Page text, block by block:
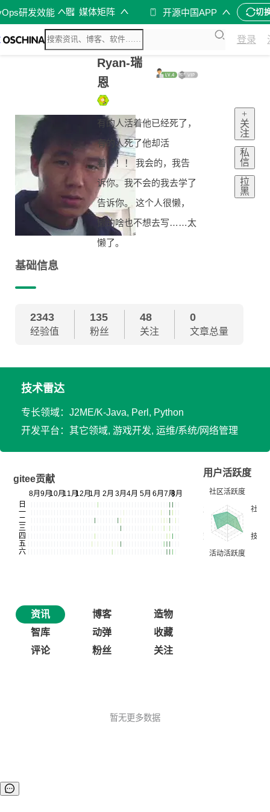
研发效能 媒体矩阵 开源中国APP 切
登录
Ryan-瑞
恩
有的人活着他已经死了，
有的人死了他却活
着！！！ 我会的，我告
诉你。我不会的我去学了
告诉你。 这个人很懒，
懒的啥也不想去写……太
懒了。
+
关
注
私
信
拉
黑
基础信息
2343
经验值
135
粉丝
48
关注
0
文章总量
技术雷达
专长领域：J2ME/K-Java, Perl, Python
开发平台：其它领域, 游戏开发, 运维/系统/网络管理
gitee贡献
用户活跃度
资讯 博客
造物
智库
动弹
收藏
评论
粉丝 关注
暂无更多数据